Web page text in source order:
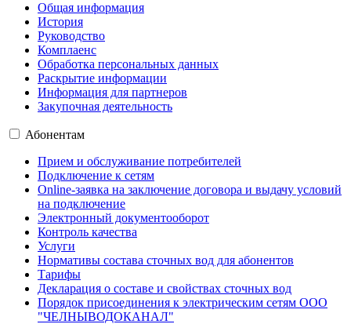
Общая информация
История
Руководство
Комплаенс
Обработка персональных данных
Раскрытие информации
Информация для партнеров
Закупочная деятельность
Абонентам
Прием и обслуживание потребителей
Подключение к сетям
Online-заявка на заключение договора и выдачу условий
на подключение
Электронный документооборот
Контроль качества
Услуги
Нормативы состава сточных вод для абонентов
Тарифы
Декларация о составе и свойствах сточных вод
Порядок присоединения к электрическим сетям ООО
"ЧЕЛНЫВОДОКАНАЛ"